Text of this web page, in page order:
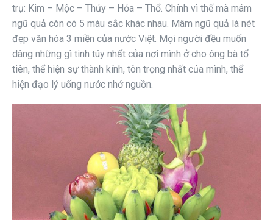
trụ: Kim – Mộc – Thủy – Hỏa – Thổ. Chính vì thế mà mâm
ngũ quả còn có 5 màu sắc khác nhau. Mâm ngũ quả là nét
đẹp văn hóa 3 miền của nước Việt. Mọi người đều muốn
dâng những gì tinh túy nhất của nơi mình ở cho ông bà tổ
tiên, thể hiện sự thành kính, tôn trọng nhất của mình, thể
hiện đạo lý uống nước nhớ nguồn.